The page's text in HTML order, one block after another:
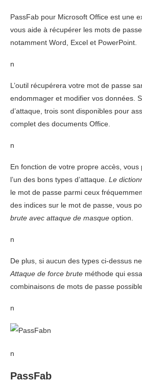
PassFab pour Microsoft Office est une
vous aide à récupérer les mots de
notamment Word, Excel et PowerPoint.
n
L’outil récupérera votre mot de passe
endommager et modifier vos données.
d’attaque, trois sont disponibles pour
complet des documents Office.
n
En fonction de votre propre accès, vous
l’un des bons types d’attaque. Le
le mot de passe parmi ceux
des indices sur le mot de passe, vous
brute avec attaque de masque option.
n
De plus, si aucun des types ci-dessus
Attaque de force brute méthode qui
combinaisons de mots de passe
n
n
n
PassFab